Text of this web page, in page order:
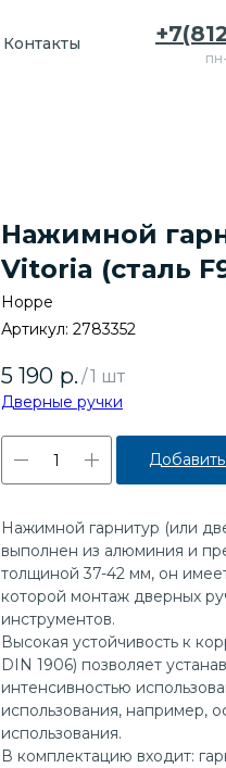
Контакты
Нажимной
Vitoria (сталь
Hoppe
Артикул: 2783352
5 190 р. /1 шт
Дверные ручки
Нажимной гарнитур (или
выполнен из алюминия и
толщиной 37-42 мм, он
которой монтаж дверных
инструментов.
Высокая устойчивость к
DIN 1906) позволяет
интенсивностью
использования, например,
использования.
В комплектацию входит: